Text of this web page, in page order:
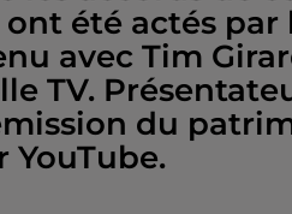
été actés par
avec Tim
TV.
du
YouTube.